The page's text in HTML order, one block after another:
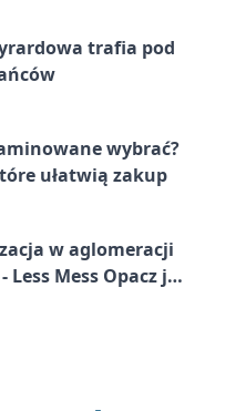
trafia pod
wybrać?
ułatwią zakup
w aglomeracji
Mess Opacz już